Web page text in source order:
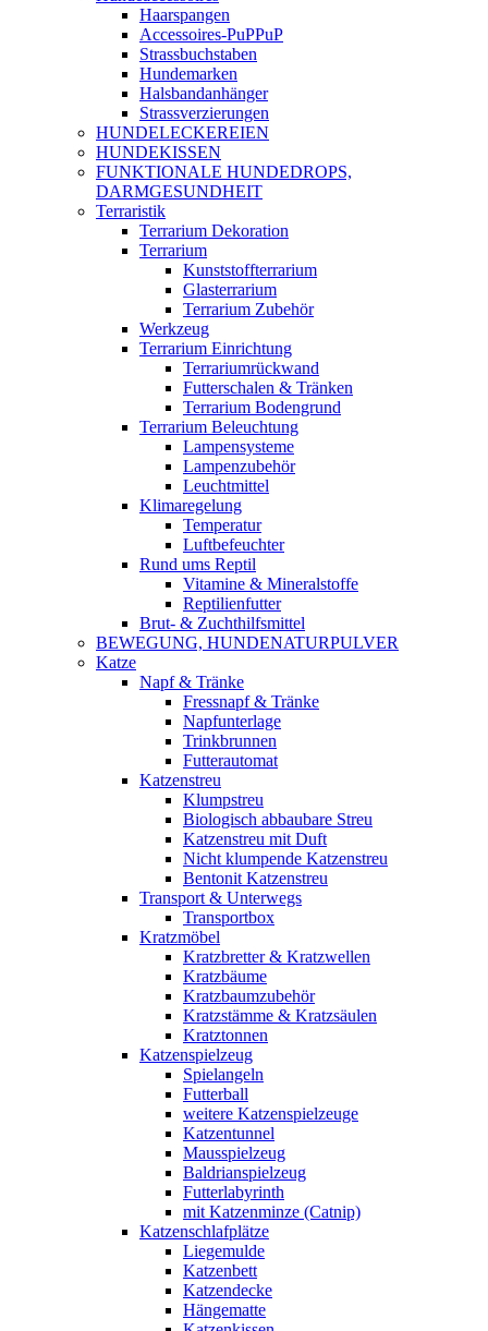
Haarspangen
Accessoires-PuPPuP
Strassbuchstaben
Hundemarken
Halsbandanhänger
Strassverzierungen
HUNDELECKEREIEN
HUNDEKISSEN
FUNKTIONALE HUNDEDROPS,
DARMGESUNDHEIT
Terraristik
Terrarium Dekoration
Terrarium
Kunststoffterrarium
Glasterrarium
Terrarium Zubehör
Werkzeug
Terrarium Einrichtung
Terrariumrückwand
Futterschalen & Tränken
Terrarium Bodengrund
Terrarium Beleuchtung
Lampensysteme
Lampenzubehör
Leuchtmittel
Klimaregelung
Temperatur
Luftbefeuchter
Rund ums Reptil
Vitamine & Mineralstoffe
Reptilienfutter
Brut- & Zuchthilfsmittel
BEWEGUNG, HUNDENATURPULVER
Katze
Napf & Tränke
Fressnapf & Tränke
Napfunterlage
Trinkbrunnen
Futterautomat
Katzenstreu
Klumpstreu
Biologisch abbaubare Streu
Katzenstreu mit Duft
Nicht klumpende Katzenstreu
Bentonit Katzenstreu
Transport & Unterwegs
Transportbox
Kratzmöbel
Kratzbretter & Kratzwellen
Kratzbäume
Kratzbaumzubehör
Kratzstämme & Kratzsäulen
Kratztonnen
Katzenspielzeug
Spielangeln
Futterball
weitere Katzenspielzeuge
Katzentunnel
Mausspielzeug
Baldrianspielzeug
Futterlabyrinth
mit Katzenminze (Catnip)
Katzenschlafplätze
Liegemulde
Katzenbett
Katzendecke
Hängematte